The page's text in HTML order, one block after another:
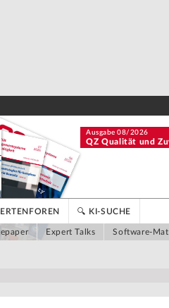
Ausgabe 08/2026
QZ Qualität und
🔍 KI-SUCHE
Expert Talks Software-